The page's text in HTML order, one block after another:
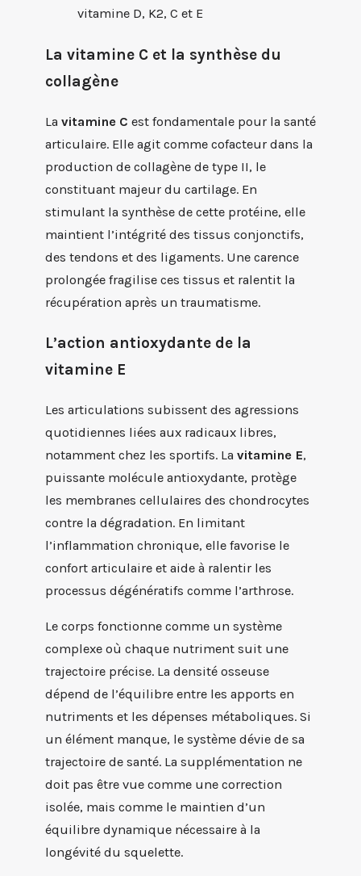
vitamine D, K2, C et E
La vitamine C et la synthèse du
collagène
La vitamine C est fondamentale pour la santé
articulaire. Elle agit comme cofacteur dans la
production de collagène de type II, le
constituant majeur du cartilage. En
stimulant la synthèse de cette protéine, elle
maintient l’intégrité des tissus conjonctifs,
des tendons et des ligaments. Une carence
prolongée fragilise ces tissus et ralentit la
récupération après un traumatisme.
L’action antioxydante de la
vitamine E
Les articulations subissent des agressions
quotidiennes liées aux radicaux libres,
notamment chez les sportifs. La vitamine E,
puissante molécule antioxydante, protège
les membranes cellulaires des chondrocytes
contre la dégradation. En limitant
l’inflammation chronique, elle favorise le
confort articulaire et aide à ralentir les
processus dégénératifs comme l’arthrose.
Le corps fonctionne comme un système
complexe où chaque nutriment suit une
trajectoire précise. La densité osseuse
dépend de l’équilibre entre les apports en
nutriments et les dépenses métaboliques. Si
un élément manque, le système dévie de sa
trajectoire de santé. La supplémentation ne
doit pas être vue comme une correction
isolée, mais comme le maintien d’un
équilibre dynamique nécessaire à la
longévité du squelette.